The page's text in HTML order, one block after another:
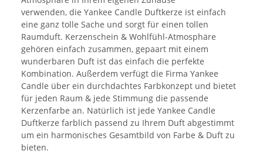
verwenden, die Yankee Candle Duftkerze ist einfach
eine ganz tolle Sache und sorgt für einen tollen
Raumduft. Kerzenschein & Wohlfühl-Atmosphäre
gehören einfach zusammen, gepaart mit einem
wunderbaren Duft ist das einfach die perfekte
Kombination. Außerdem verfügt die Firma Yankee
Candle über ein durchdachtes Farbkonzept und bietet
für jeden Raum & jede Stimmung die passende
Kerzenfarbe an. Natürlich ist jede Yankee Candle
Duftkerze farblich passend zu Ihrem Duft abgestimmt
um ein harmonisches Gesamtbild von Farbe & Duft zu
bieten.